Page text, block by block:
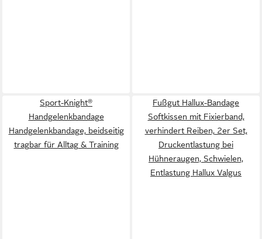
Sport-Knight®
Handgelenkbandage
Handgelenkbandage, beidseitig
tragbar für Alltag & Training
Fußgut Hallux-Bandage
Softkissen mit Fixierband,
verhindert Reiben, 2er Set,
Druckentlastung bei
Hühneraugen, Schwielen,
Entlastung Hallux Valgus